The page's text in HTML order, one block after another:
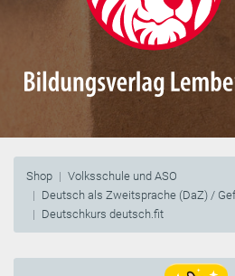
Shop
Volksschule und ASO
Deutsch als Zweitsprache (DaZ) /
Deutschkurs deutsch.fit